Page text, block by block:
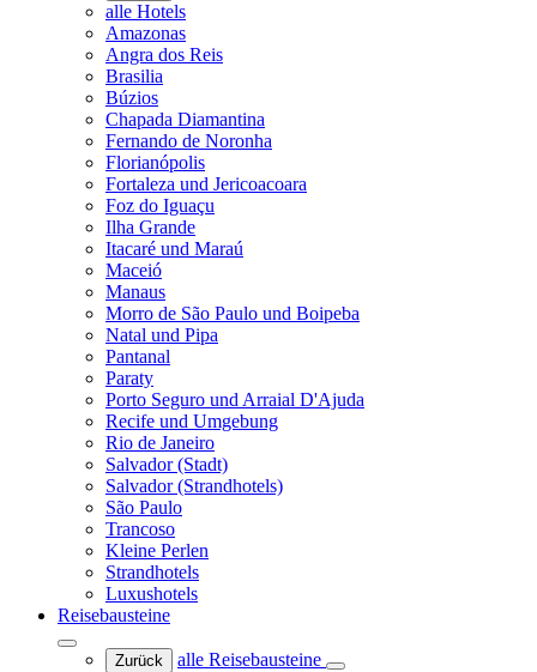
alle Hotels
Amazonas
Angra dos Reis
Brasilia
Búzios
Chapada Diamantina
Fernando de Noronha
Florianópolis
Fortaleza und Jericoacoara
Foz do Iguaçu
Ilha Grande
Itacaré und Maraú
Maceió
Manaus
Morro de São Paulo und Boipeba
Natal und Pipa
Pantanal
Paraty
Porto Seguro und Arraial D'Ajuda
Recife und Umgebung
Rio de Janeiro
Salvador (Stadt)
Salvador (Strandhotels)
São Paulo
Trancoso
Kleine Perlen
Strandhotels
Luxushotels
Reisebausteine
Zurück
alle Reisebausteine